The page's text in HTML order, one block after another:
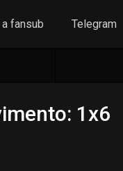
fansub Telegram
1x6